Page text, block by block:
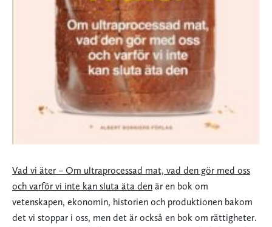
Vad vi äter – Om ultraprocessad mat, vad den gör med oss
och varför vi inte kan sluta äta den är en bok om
vetenskapen, ekonomin, historien och produktionen bakom
det vi stoppar i oss, men det är också en bok om rättigheter.